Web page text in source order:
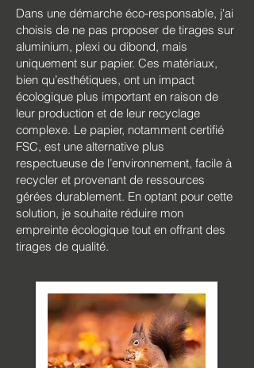
Dans une démarche éco-responsable, j'ai
choisis de ne pas proposer de tirages sur
aluminium, plexi ou dibond, mais
uniquement sur papier. Ces matériaux,
bien qu’esthétiques, ont un impact
écologique plus important en raison de
leur production et de leur recyclage
complexe. Le papier, notamment certifié
FSC, est une alternative plus
respectueuse de l’environnement, facile à
recycler et provenant de ressources
gérées durablement. En optant pour cette
solution, je souhaite réduire mon
empreinte écologique tout en offrant des
tirages de qualité.